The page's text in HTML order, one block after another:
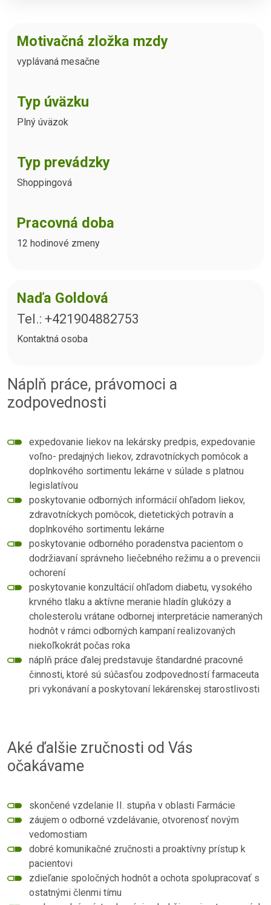
Náplň práce, právomoci a
zodpovednosti
expedovanie liekov na lekársky predpis, expedovanie
voľno- predajných liekov, zdravotníckych pomôcok a
doplnkového sortimentu lekárne v súlade s platnou
legislatívou
poskytovanie odborných informácií ohľadom liekov,
zdravotníckych pomôcok, dietetických potravín a
doplnkového sortimentu lekárne
poskytovanie odborného poradenstva pacientom o
dodržiavaní správneho liečebného režimu a o prevencii
ochorení
poskytovanie konzultácií ohľadom diabetu, vysokého
krvného tlaku a aktívne meranie hladín glukózy a
cholesterolu vrátane odbornej interpretácie nameraných
hodnôt v rámci odborných kampaní realizovaných
niekoľkokrát počas roka
náplň práce ďalej predstavuje štandardné pracovné
činnosti, ktoré sú súčasťou zodpovedností farmaceuta
pri vykonávaní a poskytovaní lekárenskej starostlivosti
Aké ďalšie zručnosti od Vás
očakávame
skončené vzdelanie II. stupňa v oblasti Farmácie
záujem o odborné vzdelávanie, otvorenosť novým
vedomostiam
dobré komunikačné zručnosti a proaktívny prístup k
pacientovi
zdieľanie spoločných hodnôt a ochota spolupracovať s
ostatnými členmi tímu
Motivačná zložka mzdy
vyplávaná mesačne
Typ úväzku
Plný úväzok
Typ prevádzky
Shoppingová
Pracovná doba
12 hodinové zmeny
Naďa Goldová
Tel.: +421904882753
Kontaktná osoba